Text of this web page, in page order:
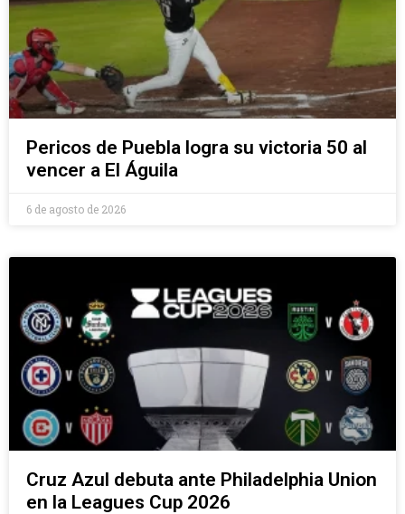
Pericos de Puebla logra su victoria 50 al
vencer a El Águila
6 de agosto de 2026
Cruz Azul debuta ante Philadelphia Union
en la Leagues Cup 2026